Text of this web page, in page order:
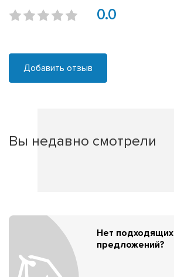
0.0
Добавить отзыв
Вы недавно смотрели
Нет подходящих
предложений?